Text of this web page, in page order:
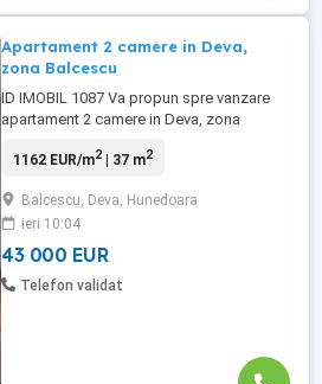
Apartament 2 camere in Deva,
zona Balcescu
ID IMOBIL 1087 Va propun spre vanzare
apartament 2 camere in Deva, zona
nivele SU 37 mp + 2 mp balconul izolat pe
geam centrala termica pe gaz ferestre
termopan cu tamplarie PVC parchet,
gresie, ...
1162 EUR/m2| 37 m2
Balcescu, Deva, Hunedoara
ieri 10:04
43 000 EUR
Telefon validat